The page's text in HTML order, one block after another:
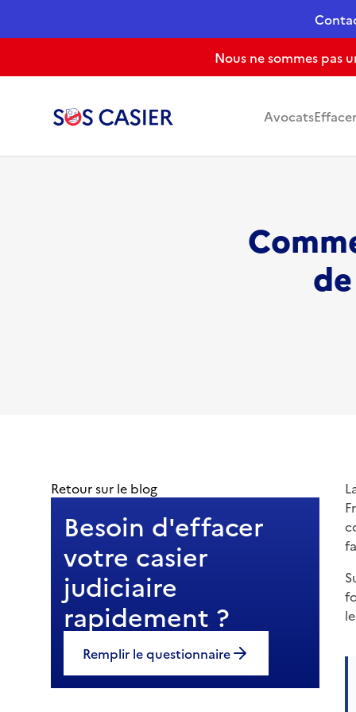
Nous ne sommes pas
Avocats
Retour sur le blog
Besoin d'effacer
votre casier
judiciaire
rapidement ?
Remplir le questionnaire